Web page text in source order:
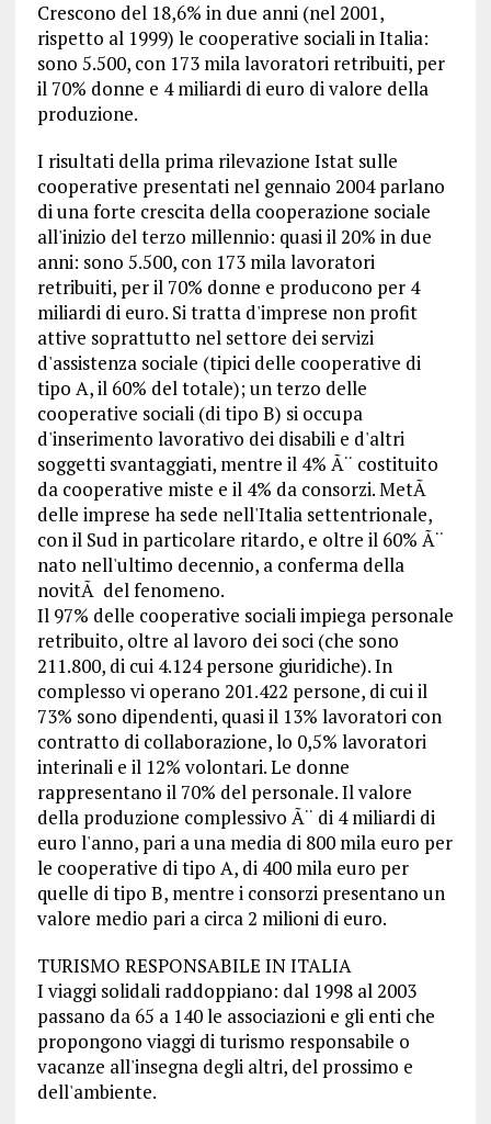
Crescono del 18,6% in due anni (nel 2001,
rispetto al 1999) le cooperative sociali in Italia:
sono 5.500, con 173 mila lavoratori retribuiti, per
il 70% donne e 4 miliardi di euro di valore della
produzione.
I risultati della prima rilevazione Istat sulle
cooperative presentati nel gennaio 2004 parlano
di una forte crescita della cooperazione sociale
all'inizio del terzo millennio: quasi il 20% in due
anni: sono 5.500, con 173 mila lavoratori
retribuiti, per il 70% donne e producono per 4
miliardi di euro. Si tratta d'imprese non profit
attive soprattutto nel settore dei servizi
d'assistenza sociale (tipici delle cooperative di
tipo A, il 60% del totale); un terzo delle
cooperative sociali (di tipo B) si occupa
d'inserimento lavorativo dei disabili e d'altri
soggetti svantaggiati, mentre il 4% Ã¨ costituito
da cooperative miste e il 4% da consorzi. MetÃ
delle imprese ha sede nell'Italia settentrionale,
con il Sud in particolare ritardo, e oltre il 60% Ã¨
nato nell'ultimo decennio, a conferma della
novitÃ del fenomeno.
Il 97% delle cooperative sociali impiega personale
retribuito, oltre al lavoro dei soci (che sono
211.800, di cui 4.124 persone giuridiche). In
complesso vi operano 201.422 persone, di cui il
73% sono dipendenti, quasi il 13% lavoratori con
contratto di collaborazione, lo 0,5% lavoratori
interinali e il 12% volontari. Le donne
rappresentano il 70% del personale. Il valore
della produzione complessivo Ã¨ di 4 miliardi di
euro l'anno, pari a una media di 800 mila euro per
le cooperative di tipo A, di 400 mila euro per
quelle di tipo B, mentre i consorzi presentano un
valore medio pari a circa 2 milioni di euro.
TURISMO RESPONSABILE IN ITALIA
I viaggi solidali raddoppiano: dal 1998 al 2003
passano da 65 a 140 le associazioni e gli enti che
propongono viaggi di turismo responsabile o
vacanze all'insegna degli altri, del prossimo e
dell'ambiente.